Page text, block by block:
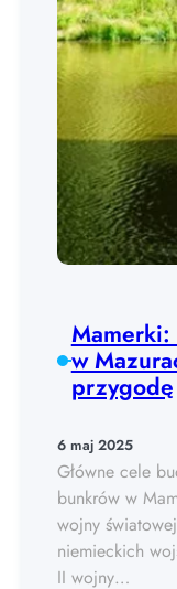
w
przygodę
6 maj 2025
Główne cele
bunkrów w
wojny
niemieckich
II wojny…